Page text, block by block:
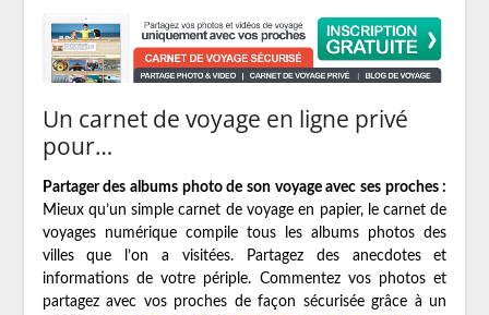
Un carnet de voyage en ligne privé
pour…
Partager des albums photo de son voyage avec ses proches :
Mieux qu’un simple carnet de voyage en papier, le carnet de
voyages numérique compile tous les albums photos des
villes que l’on a visitées. Partagez des anecdotes et
informations de votre périple. Commentez vos photos et
partagez avec vos proches de façon sécurisée grâce à un